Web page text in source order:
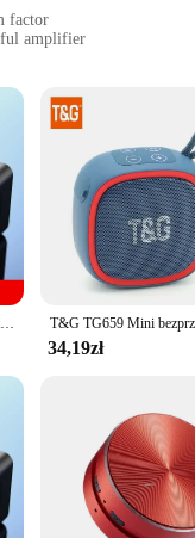
factor
amplifier
easy to carry and set up
deliver crystal-clear
Whether you're
Its sleek, modern
your office or add a
everyone.
Whether you're
make it a
Budzik Radio FM Głośnik Bluetooth Przenośny Subwoofer Caixa De Som Sound Box Muzyka Bezprzewodowe Mini Woofers Bocina Kolumna lampy
34,19zł